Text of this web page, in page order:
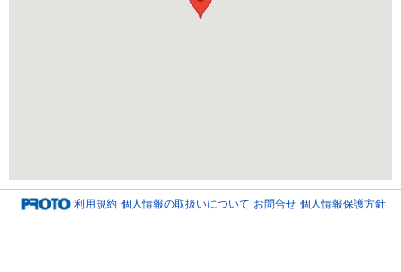
利用規約 個人情報の取扱いについて お問合せ 個人情報保護方針